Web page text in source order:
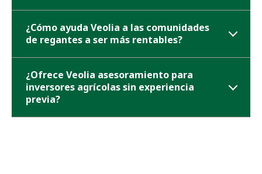
¿Cómo ayuda Veolia a las comunidades
de regantes a ser más rentables?
¿Ofrece Veolia asesoramiento para
inversores agrícolas sin experiencia
previa?